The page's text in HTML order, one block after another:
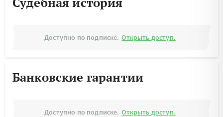
Доступно по подписке. Открыть доступ.
Банковские гарантии
Доступно по подписке. Открыть доступ.